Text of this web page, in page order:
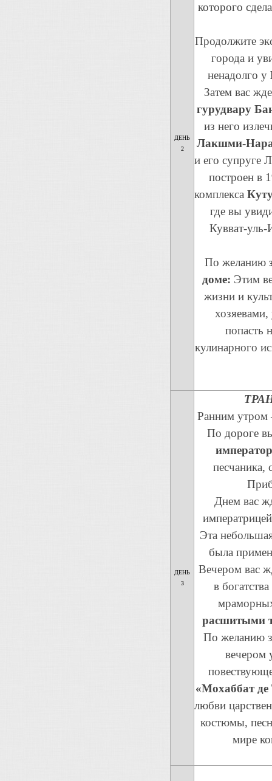
ДЕНЬ
2
которого
Продолжите
города и
ненадолго у
Затем вас
гурудвару
из него
Лакшми-
и его супруге
построен в
комплекса
где вы
Кувват-уль-
По желанию
доме: Этим
жизни и
попасть
кулинарного
ДЕНЬ
3
Ранним
По дороге
песчаника,
Днем вас
Эта
была
Вечером вас
в
расшитыми
По желанию
вечером
«Мохаббат
любви
костюмы,
мире